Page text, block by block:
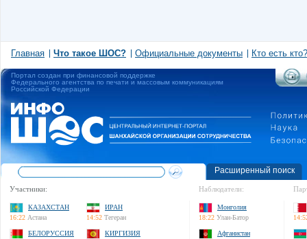
Главная Что такое ШОС? Официальные документы Кто есть кто?
Портал создан при финансовой поддержке
Федерального агентства по печати и массовым коммуникациям
Российской Федерации
Расширенный поиск
Участники:
КАЗАХСТАН
16:22 Астана
ИРАН
14:52 Тегеран
БЕЛОРУССИЯ
КИРГИЗИЯ
Наблюдатели:
Монголия
18:22 Улан-Батор
Афганистан